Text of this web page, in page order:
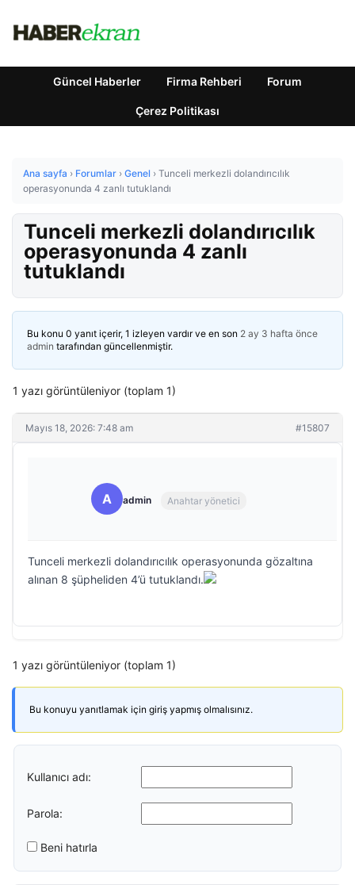
Güncel Haberler Firma Rehberi Forum
Çerez Politikası
Ana sayfa › Forumlar › Genel › Tunceli merkezli dolandırıcılık
operasyonunda 4 zanlı tutuklandı
Tunceli merkezli dolandırıcılık
operasyonunda 4 zanlı
tutuklandı
Bu konu 0 yanıt içerir, 1 izleyen vardır ve en son 2 ay 3 hafta önce
admin tarafından güncellenmiştir.
1 yazı görüntüleniyor (toplam 1)
Mayıs 18, 2026: 7:48 am #15807
A admin Anahtar yönetici
Tunceli merkezli dolandırıcılık operasyonunda gözaltına
alınan 8 şüpheliden 4’ü tutuklandı.
1 yazı görüntüleniyor (toplam 1)
Bu konuyu yanıtlamak için giriş yapmış olmalısınız.
Kullanıcı adı:
Parola:
Beni hatırla